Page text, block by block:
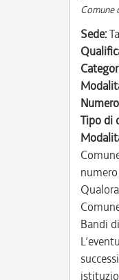
Comune
Sede:
Tipo di
Bandi